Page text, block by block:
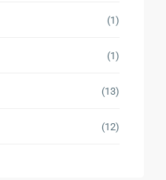
(1)
(1)
(13)
(12)